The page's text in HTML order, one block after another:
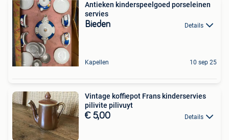
Antieken kinderspeelgoed porseleinen
servies
Bieden Details
Kapellen 10 sep 25
Vintage koffiepot Frans kinderservies
pilivite pilivuyt
€ 5,00 Details